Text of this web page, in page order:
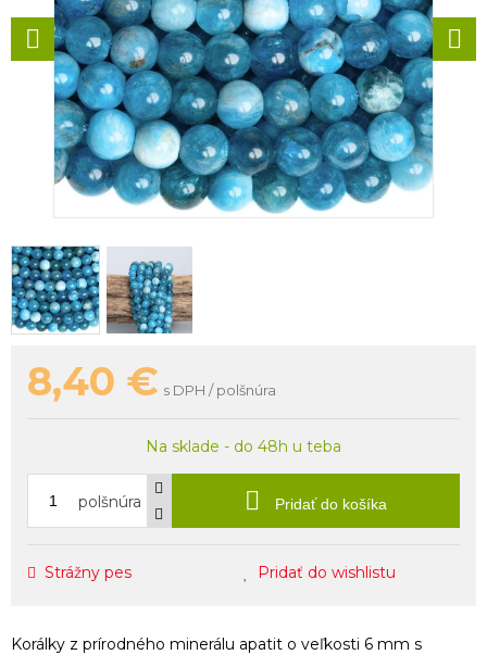
8,40 € s DPH / polšnúra
Na sklade - do 48h u teba
polšnúra Pridať do košíka
Strážny pes Pridať do wishlistu
Korálky z prírodného minerálu apatit o veľkosti 6 mm s